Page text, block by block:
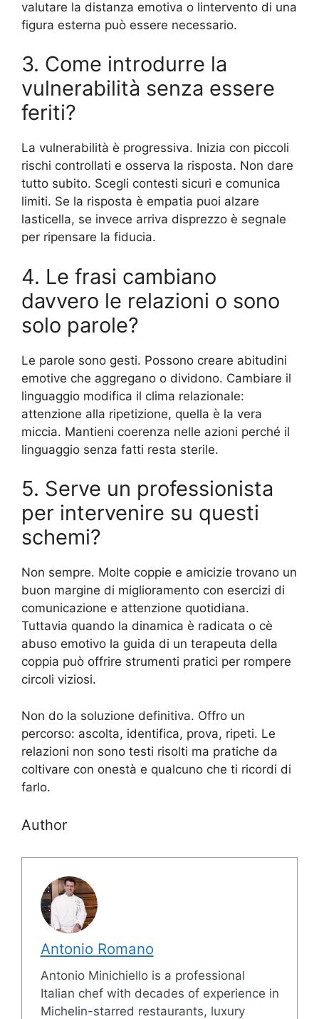
valutare la distanza emotiva o lintervento di una
figura esterna può essere necessario.
3. Come introdurre la
vulnerabilità senza essere
feriti?
La vulnerabilità è progressiva. Inizia con piccoli
rischi controllati e osserva la risposta. Non dare
tutto subito. Scegli contesti sicuri e comunica
limiti. Se la risposta è empatia puoi alzare
lasticella, se invece arriva disprezzo è segnale
per ripensare la fiducia.
4. Le frasi cambiano
davvero le relazioni o sono
solo parole?
Le parole sono gesti. Possono creare abitudini
emotive che aggregano o dividono. Cambiare il
linguaggio modifica il clima relazionale:
attenzione alla ripetizione, quella è la vera
miccia. Mantieni coerenza nelle azioni perché il
linguaggio senza fatti resta sterile.
5. Serve un professionista
per intervenire su questi
schemi?
Non sempre. Molte coppie e amicizie trovano un
buon margine di miglioramento con esercizi di
comunicazione e attenzione quotidiana.
Tuttavia quando la dinamica è radicata o cè
abuso emotivo la guida di un terapeuta della
coppia può offrire strumenti pratici per rompere
circoli viziosi.
Non do la soluzione definitiva. Offro un
percorso: ascolta, identifica, prova, ripeti. Le
relazioni non sono testi risolti ma pratiche da
coltivare con onestà e qualcuno che ti ricordi di
farlo.
Author
Antonio Romano
Antonio Minichiello is a professional
Italian chef with decades of experience in
Michelin-starred restaurants, luxury